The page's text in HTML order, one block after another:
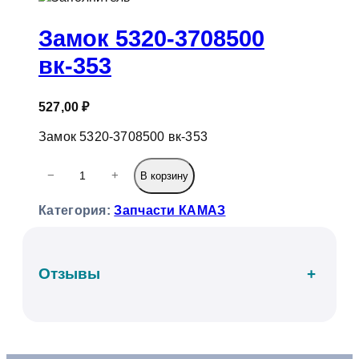
Замок 5320-3708500
вк-353
527,00₽
Замок 5320-3708500 вк-353
и
с
т
− + В корзину
Категория:Запчасти КАМАЗ
Отзывы +